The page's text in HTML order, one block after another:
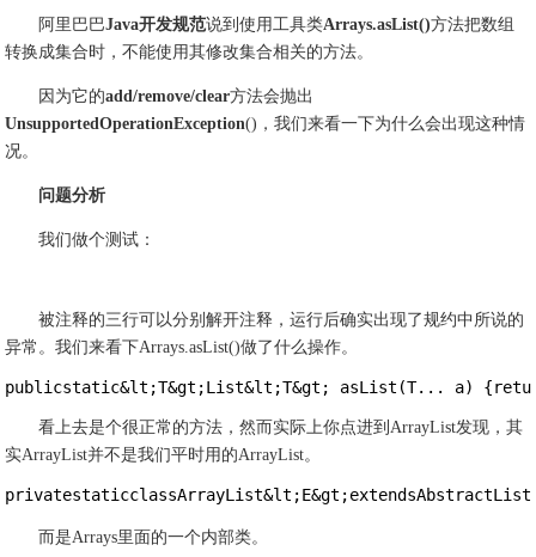
阿里巴巴Java开发规范说到使用工具类Arrays.asList()方法把数组
转换成集合时，不能使用其修改集合相关的方法。
因为它的add/remove/clear方法会抛出
UnsupportedOperationException()，我们来看一下为什么会出现这种情
况。
问题分析
我们做个测试：
被注释的三行可以分别解开注释，运行后确实出现了规约中所说的
异常。我们来看下Arrays.asList()做了什么操作。
publicstatic&lt;T&gt;List&lt;T&gt; asList(T... a)
看上去是个很正常的方法，然而实际上你点进到ArrayList发现，其
实ArrayList并不是我们平时用的ArrayList。
而是Arrays里面的一个内部类。